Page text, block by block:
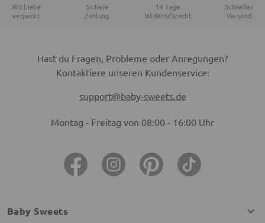
Mit Liebe
verpackt
Sichere
Zahlung
14 Tage
Widerrufsrecht
Schneller
Versand
Hast du Fragen, Probleme oder Anregungen?
Kontaktiere unseren Kundenservice:
support@baby-sweets.de
Montag - Freitag von 08:00 - 16:00 Uhr
Baby Sweets